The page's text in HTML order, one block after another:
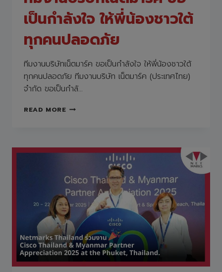
เป็นกำลังใจ ให้พี่น้องชาวใต้
ทุกคนปลอดภัย
ทีมงานบริษัทเน็ตมาร์ค ขอเป็นกำลังใจ ให้พี่น้องชาวใต้
ทุกคนปลอดภัย ทีมงานบริษัท เน็ตมาร์ค (ประเทศไทย)
จำกัด ขอเป็นกำลั…
READ MOREทีม
มาร์ค
กำลัง
ใจ
ให้
พี่
น้อง
ชาว
ใต้
ทุก
คน
ปลอดภัย